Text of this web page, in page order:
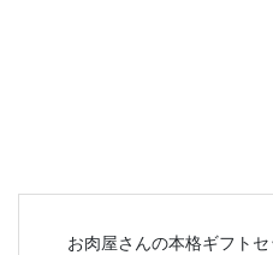
お肉屋さんの本格ギフトセ